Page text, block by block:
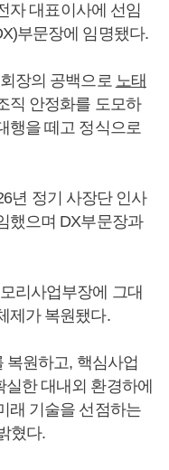
자 대표이사에 선임
부문장에 임명됐다.
장의 공백으로 노태
직 안정화를 도모하
행을 떼고 정식으로
년 정기 사장단 인사
했으며 DX부문장과
리사업부장에 그대
제가 복원됐다.
복원하고, 핵심사업
한 대내외 환경하에
래 기술을 선점하는
혔다.